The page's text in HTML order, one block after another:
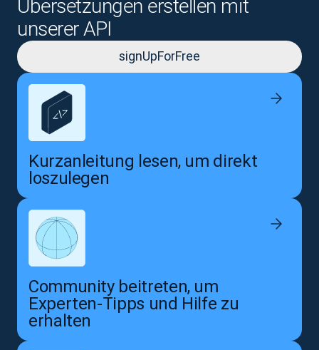
Übersetzungen erstellen mit
unserer API
signUpForFree
Kurzanleitung lesen, um direkt
loszulegen
Community beitreten, um
Experten-Tipps und Hilfe zu
erhalten